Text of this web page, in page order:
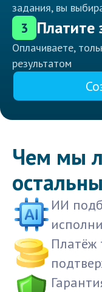
задания, вы
3 Платите
Оплачиваете,
результатом
Чем мы
ИИ
Платёж